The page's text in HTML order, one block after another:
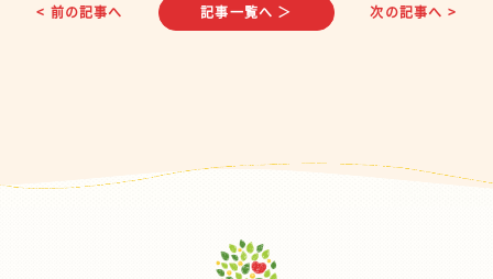
< 前の記事へ 記事一覧へ ＞ 次の記事へ >